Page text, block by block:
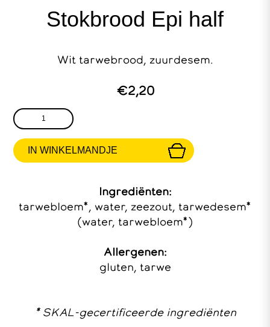
Stokbrood Epi half
Wit tarwebrood, zuurdesem.
€2,20
Ingrediënten:
tarwebloem*, water, zeezout, tarwedesem*
(water, tarwebloem*)
Allergenen:
gluten, tarwe
* SKAL-gecertificeerde ingrediënten